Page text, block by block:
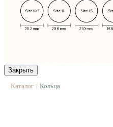
Закрыть
Каталог | Кольца